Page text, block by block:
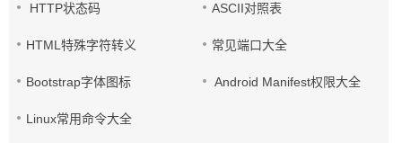
HTTP状态码 ASCII对照表
HTML特殊字符转义 常见端口大全
Bootstrap字体图标 Android Manifest权限大全
Linux常用命令大全